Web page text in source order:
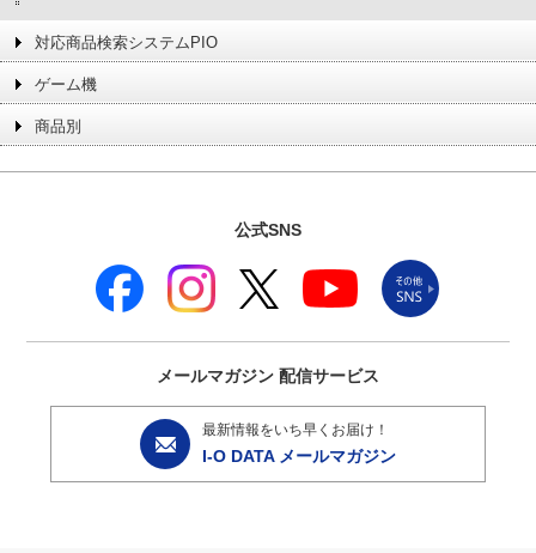
対応商品検索システムPIO
ゲーム機
商品別
公式SNS
メールマガジン 配信サービス
最新情報をいち早くお届け！
I-O DATA メールマガジン